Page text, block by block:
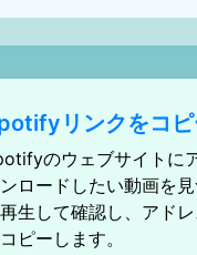
リンクをコピ
のウェブサイトに
ロードしたい動画を
生して確認し、アド
ピーします。